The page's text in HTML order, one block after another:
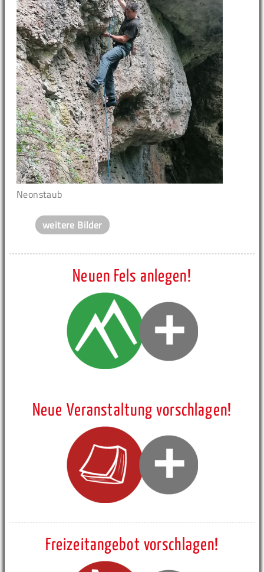
Neonstaub
weitere Bilder
Neuen Fels anlegen!
Neue Veranstaltung vorschlagen!
Freizeitangebot vorschlagen!